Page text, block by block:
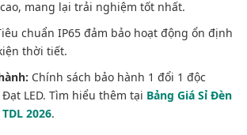
mang lại trải nghiệm tốt nhất.
chuẩn IP65 đảm bảo hoạt động ổn định
thời tiết.
Chính sách bảo hành 1 đổi 1 độc
LED. Tìm hiểu thêm tại Bảng Giá Sỉ Đèn
2026.